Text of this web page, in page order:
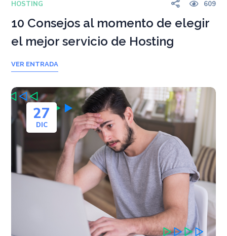
HOSTING 609
10 Consejos al momento de elegir
el mejor servicio de Hosting
VER ENTRADA
27
DIC